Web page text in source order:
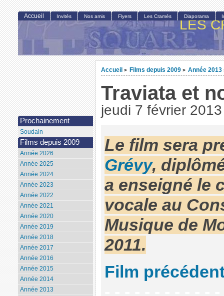
LES
Accueil > Films depuis 2009 > Année 2013
Traviata et
jeudi 7 février 2013
Le film sera
Grévy,
a enseigné le
vocale au
Musique de
2011.
Film
Accueil Invités Nos amis Flyers Les Cramés Diaporama
Prochainement
Soudain
Films depuis 2009
Année 2026
Année 2025
Année 2024
Année 2023
Année 2022
Année 2021
Année 2020
Année 2019
Année 2018
Année 2017
Année 2016
Année 2015
Année 2014
Année 2013